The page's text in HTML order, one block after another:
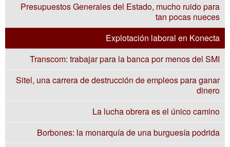
Presupuestos Generales del Estado, mucho ruido para
tan pocas nueces
Explotación laboral en Konecta
Transcom: trabajar para la banca por menos del SMI
Sitel, una carrera de destrucción de empleos para ganar
dinero
La lucha obrera es el único camino
Borbones: la monarquía de una burguesía podrida